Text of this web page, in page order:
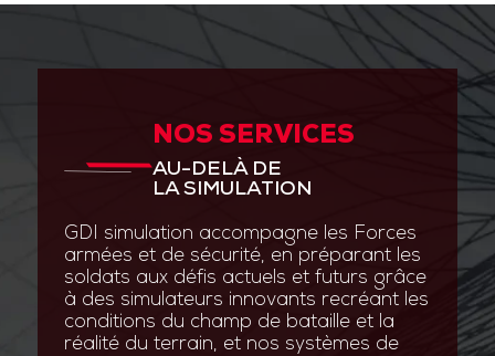
NOS SERVICES
AU-DELÀ DE
LA SIMULATION
GDI simulation accompagne les Forces
armées et de sécurité, en préparant les
soldats aux défis actuels et futurs grâce
à des simulateurs innovants recréant les
conditions du champ de bataille et la
réalité du terrain, et nos systèmes de